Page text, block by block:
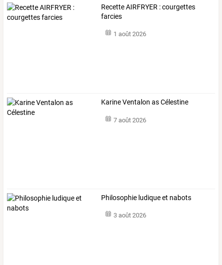
Recette AIRFRYER : courgettes
farcies
1 août 2026
Karine Ventalon as Célestine
7 août 2026
Philosophie ludique et nabots
3 août 2026